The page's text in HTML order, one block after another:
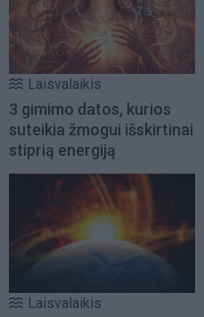
Laisvalaikis
3 gimimo datos, kurios
suteikia žmogui išskirtinai
stiprią energiją
Laisvalaikis